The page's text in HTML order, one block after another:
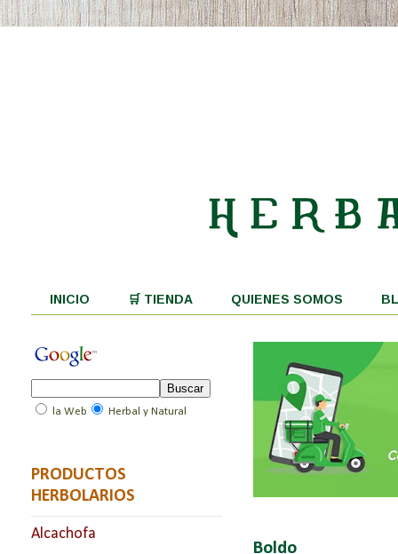
INICIO 🛒 TIENDA QUIENES SOMOS
Boldo
la Web Herbal y Natural
PRODUCTOS
HERBOLARIOS
Alcachofa